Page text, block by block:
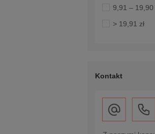
9,91 – 19,90
> 19,91 zł
Kontakt